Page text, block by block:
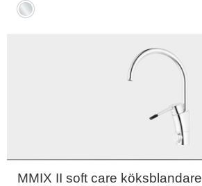
Krom
MMIX II soft care köksblandare